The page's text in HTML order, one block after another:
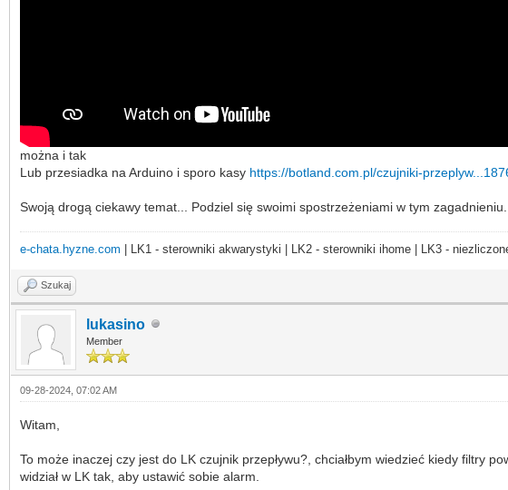
można i tak
Lub przesiadka na Arduino i sporo kasy https://botland.com.pl/czujniki-
Swoją drogą ciekawy temat... Podziel się swoimi spostrzeżeniami w tym
e-chata.hyzne.com | LK1 - sterowniki akwarystyki | LK2 - sterowniki ihome | LK3 -
Szukaj
lukasino
Member
09-28-2024, 07:02 AM
Witam,
To może inaczej czy jest do LK czujnik przepływu?, chciałbym wiedzieć kiedy filtry
widział w LK tak, aby ustawić sobie alarm.